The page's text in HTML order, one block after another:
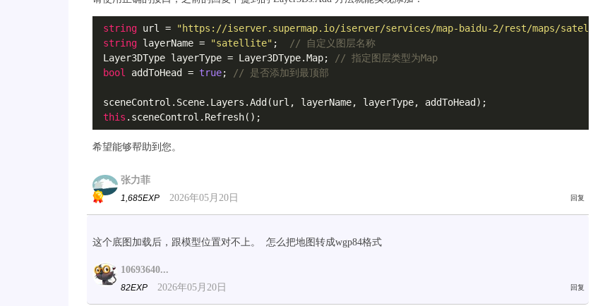
string url = "https://iserver.supermap.io/iserver/services/map-baidu-2/rest/maps/satellite"
string layerName = "satellite" ;
// 自定义图层名称
Layer3DType layerType = Layer3DType.Map;
// 指定图层类型为Map
bool addToHead = true; // 是否添加到最顶部
sceneControl.Scene.Layers.Add(url, layerName, layerType, addToHead);
this .sceneControl.Refresh();
希望能够帮助到您。
张力菲
1,685EXP 2026年05月20日
这个底图加载后，跟模型位置对不上。 怎么把地图转成wgp84格式
10693640...
82EXP 2026年05月20日